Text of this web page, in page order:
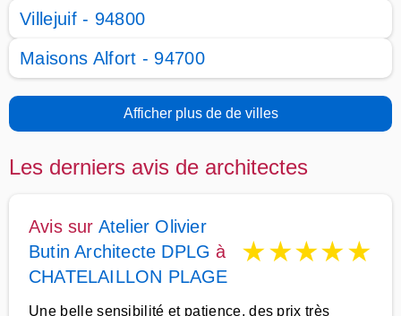
Villejuif - 94800
Maisons Alfort - 94700
Afficher plus de de villes
Les derniers avis de architectes
Avis sur Atelier Olivier
Butin Architecte DPLG à
CHATELAILLON PLAGE
★★★★★
Une belle sensibilité et patience, des prix très